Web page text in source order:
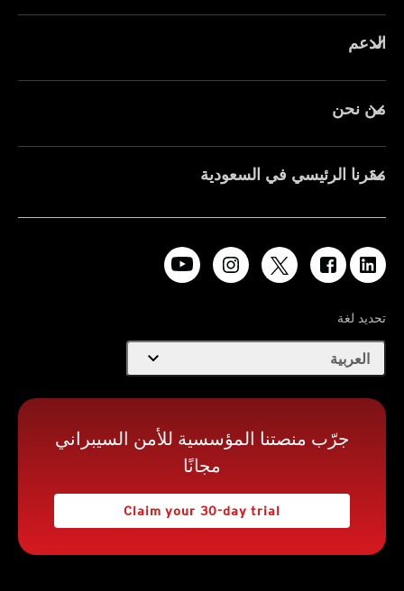
الدعم
من نحن
مقرنا الرئيسي في السعودية
تحديد لغة
العربية expand_more
جرّب منصتنا المؤسسية للأمن السيبراني
مجانًا
Claim your 30-day trial